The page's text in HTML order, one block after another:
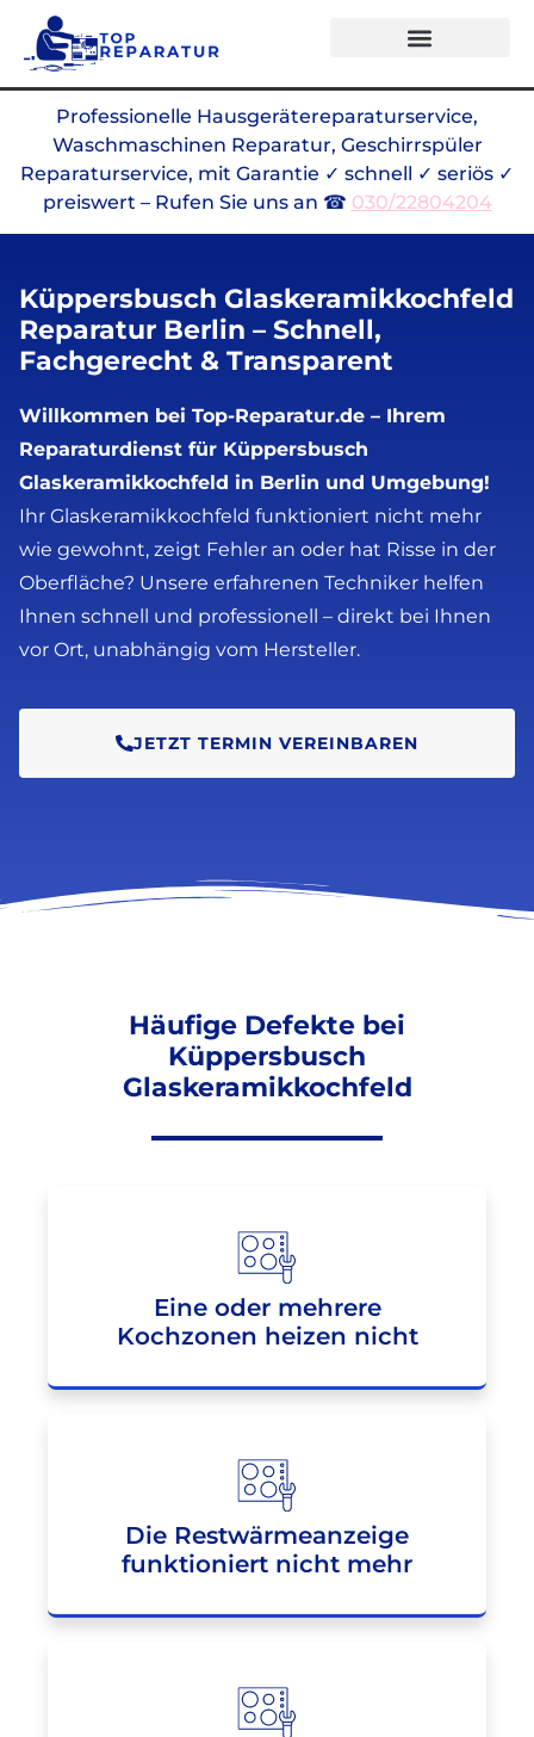
Professionelle Hausgerätereparaturservice,
Waschmaschinen Reparatur, Geschirrspüler
Reparaturservice, mit Garantie ✓ schnell ✓ seriös ✓
preiswert – Rufen Sie uns an ☎ 030/22804204
Küppersbusch Glaskeramikkochfeld
Reparatur Berlin – Schnell,
Fachgerecht & Transparent
Willkommen bei Top-Reparatur.de – Ihrem
Reparaturdienst für Küppersbusch
Glaskeramikkochfeld in Berlin und Umgebung!
Ihr Glaskeramikkochfeld funktioniert nicht mehr
wie gewohnt, zeigt Fehler an oder hat Risse in der
Oberfläche? Unsere erfahrenen Techniker helfen
Ihnen schnell und professionell – direkt bei Ihnen
vor Ort, unabhängig vom Hersteller.
JETZT TERMIN VEREINBAREN
Häufige Defekte bei
Küppersbusch
Glaskeramikkochfeld
Eine oder mehrere
Kochzonen heizen nicht
Die Restwärmeanzeige
funktioniert nicht mehr